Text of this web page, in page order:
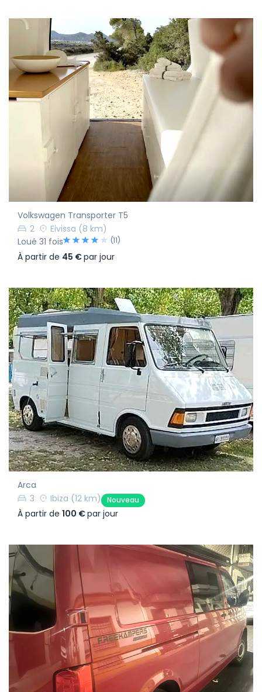
Volkswagen Transporter T5
2
Eivissa (8 km)
Loué 31 fois
(11)
À partir de 45 €par jour
Arca
3
Ibiza (12 km) Nouveau
À partir de 100 €par jour